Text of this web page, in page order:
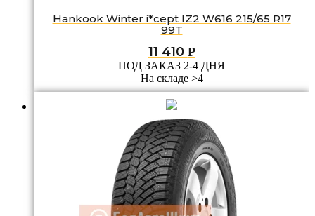
Hankook Winter i*cept IZ2 W616 215/65 R17
99T
11 410 Р
ПОД ЗАКАЗ 2-4 ДНЯ
На складе >4